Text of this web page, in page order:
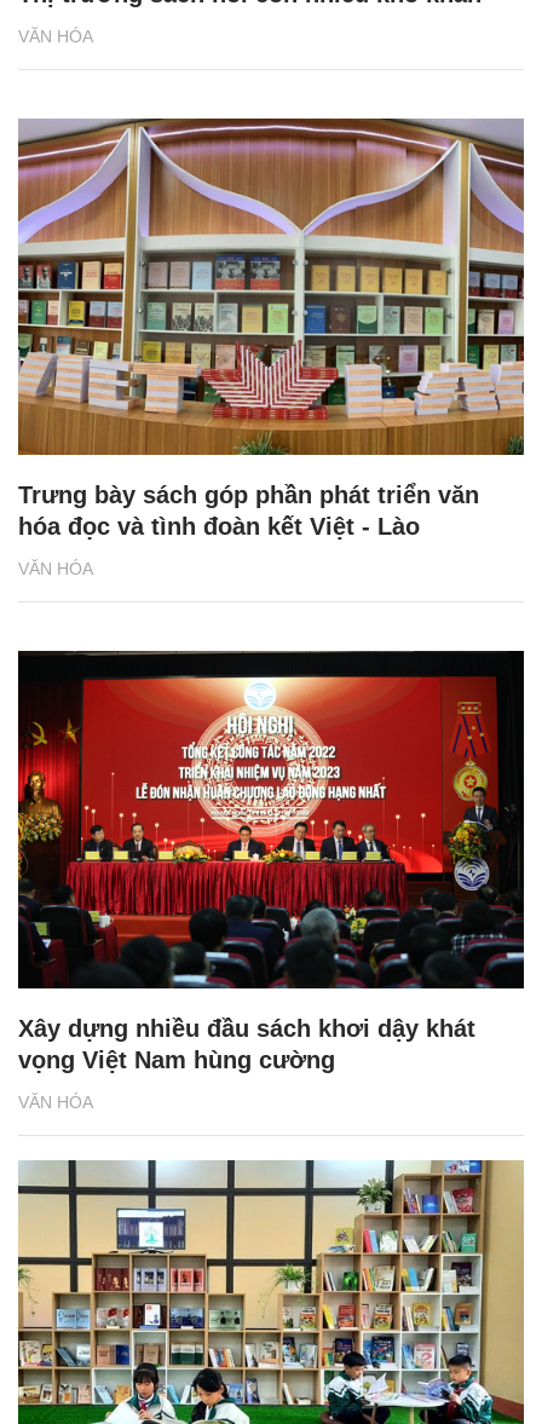
VĂN HÓA
VĂN HÓA
Trưng bày sách góp phần phát triển văn
hóa đọc và tình đoàn kết Việt - Lào
VĂN HÓA
Xây dựng nhiều đầu sách khơi dậy khát
vọng Việt Nam hùng cường